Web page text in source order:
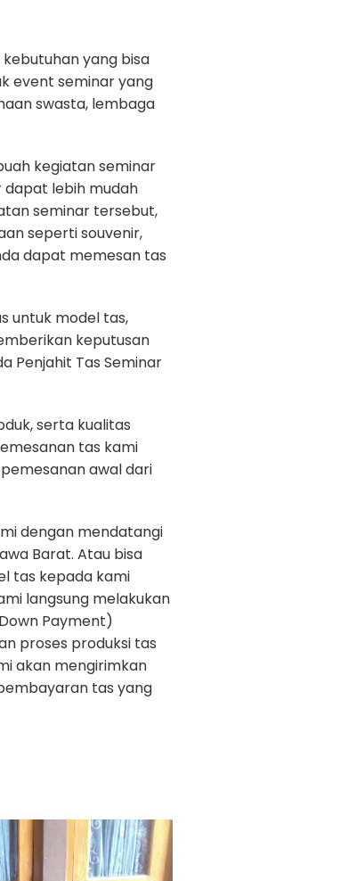
yang bisa
event seminar yang
swasta, lembaga
kegiatan seminar
lebih mudah
seminar tersebut,
seperti souvenir,
dapat memesan tas
untuk model tas,
keputusan
Penjahit Tas Seminar
serta kualitas
tas kami
awal dari
dengan mendatangi
Barat. Atau bisa
tas kepada kami
langsung melakukan
Payment)
proses produksi tas
akan mengirimkan
tas yang